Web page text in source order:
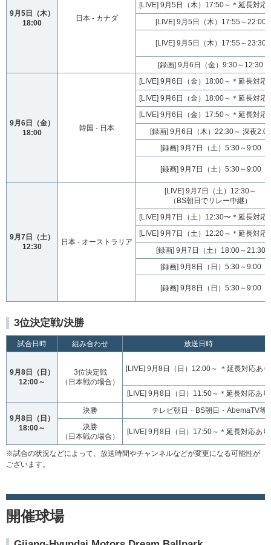
9月5日（木）
18:00
日本 - カナダ
[LIVE] 9月5日（木）17:50～＊延長対応
[LIVE] 9月5日（木）17:55～22:00
[LIVE] 9月5日（木）17:55～23:30
[録画] 9月6日（金）9:30～12:30
9月6日（金）
18:00
韓国 - 日本
[LIVE] 9月6日（金）18:00～＊延長対応
[LIVE] 9月6日（金）18:00～＊延長対応
[LIVE] 9月6日（金）17:50～＊延長対応
[録画] 9月6日（木）22:30～ 深夜2:00
[録画] 9月7日（土）5:30～9:00
[録画] 9月7日（土）5:30～9:00
9月7日（土）
12:30
日本 - オーストラリア
[LIVE] 9月7日（土）12:30～
（BS朝日でリレー中継）
[LIVE] 9月7日（土）12:30〜＊延長対応
[LIVE] 9月7日（土）12:20～＊延長対応
[録画] 9月7日（土）18:00～21:30
[録画] 9月8日（日）5:30～9:00
[録画] 9月8日（日）5:30～9:00
3位決定戦/決勝
試合日時 組み合わせ 放送日時
9月8日（日）
12:00～
3位決定戦
（日本戦の場合）
[LIVE] 9月8日（日）12:00～ ＊延長対応あり
[LIVE] 9月8日（日）11:50～＊延長対応あり
9月8日（日）
18:00～
決勝
テレビ朝日・BS朝日・AbemaTV等
決勝
（日本戦の場合）
[LIVE] 9月8日（日）17:50～＊延長対応あり
※試合の状況などによって、放送時間やチャンネルなどが変更になる可能性が
ございます。
開催球場